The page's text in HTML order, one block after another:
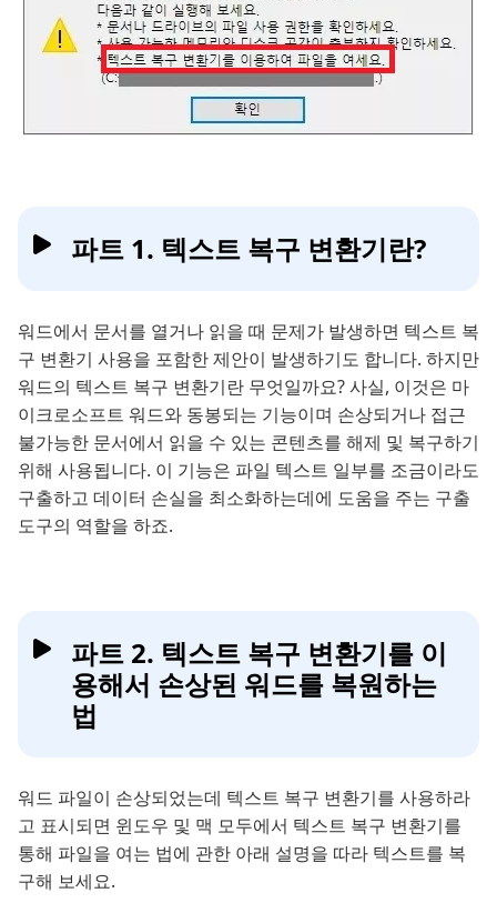
파트 1. 텍스트 복구 변환기란?
워드에서 문서를 열거나 읽을 때 문제가 발생하면 텍스트 복
구 변환기 사용을 포함한 제안이 발생하기도 합니다. 하지만
워드의 텍스트 복구 변환기란 무엇일까요? 사실, 이것은 마
이크로소프트 워드와 동봉되는 기능이며 손상되거나 접근
불가능한 문서에서 읽을 수 있는 콘텐츠를 해제 및 복구하기
위해 사용됩니다. 이 기능은 파일 텍스트 일부를 조금이라도
구출하고 데이터 손실을 최소화하는데에 도움을 주는 구출
도구의 역할을 하죠.
파트 2. 텍스트 복구 변환기를 이
용해서 손상된 워드를 복원하는
법
워드 파일이 손상되었는데 텍스트 복구 변환기를 사용하라
고 표시되면 윈도우 및 맥 모두에서 텍스트 복구 변환기를
통해 파일을 여는 법에 관한 아래 설명을 따라 텍스트를 복
구해 보세요.